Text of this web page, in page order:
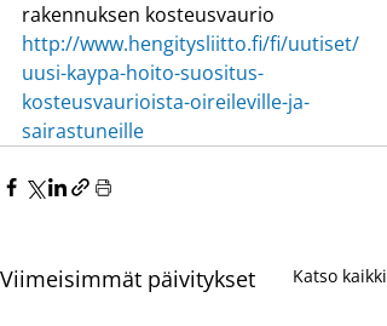
rakennuksen kosteusvaurio
http://www.hengitysliitto.fi/fi/uutiset/
uusi-kaypa-hoito-suositus-
kosteusvaurioista-oireileville-ja-
sairastuneille
Viimeisimmät päivitykset Katso kaikki